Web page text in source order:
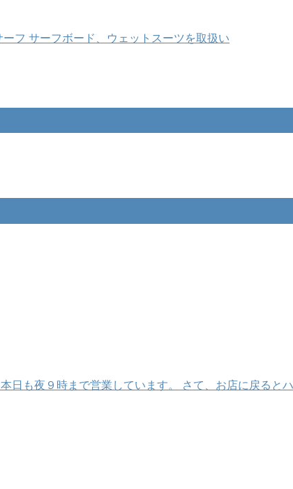
日も夜９時まで営業しています。 さて、お店に戻ると